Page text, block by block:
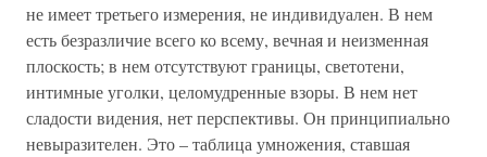
не имеет третьего измерения, не индивидуален. В нем
есть безразличие всего ко всему, вечная и неизменная
плоскость; в нем отсутствуют границы, светотени,
интимные уголки, целомудренные взоры. В нем нет
сладости видения, нет перспективы. Он принципиально
невыразителен. Это – таблица умножения, ставшая